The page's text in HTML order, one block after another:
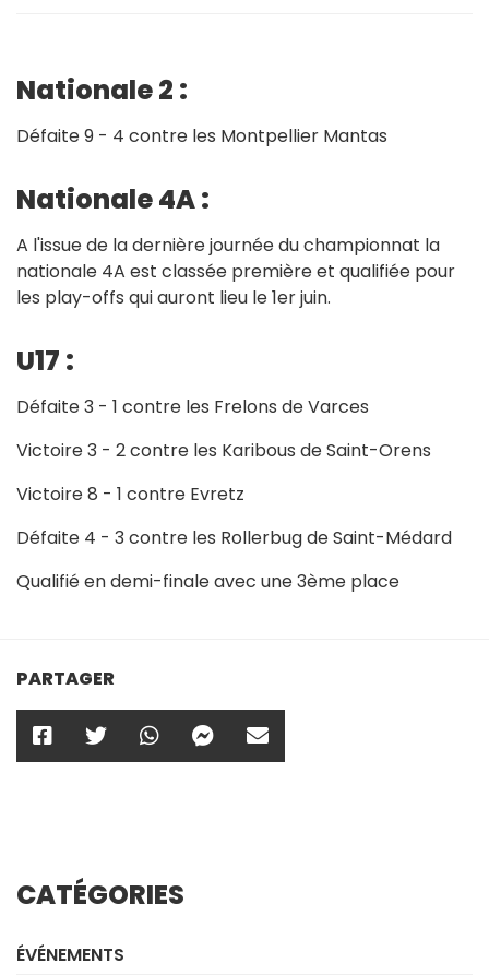
Nationale 2 :
Défaite 9 - 4 contre les Montpellier Mantas
Nationale 4A :
A l'issue de la dernière journée du championnat la
nationale 4A est classée première et qualifiée pour
les play-offs qui auront lieu le 1er juin.
U17 :
Défaite 3 - 1 contre les Frelons de Varces
Victoire 3 - 2 contre les Karibous de Saint-Orens
Victoire 8 - 1 contre Evretz
Défaite 4 - 3 contre les Rollerbug de Saint-Médard
Qualifié en demi-finale avec une 3ème place
PARTAGER
CATÉGORIES
ÉVÉNEMENTS